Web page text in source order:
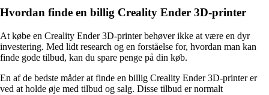
Hvordan finde en billig Creality Ender 3D-printer
At købe en Creality Ender 3D-printer behøver ikke at være en dyr
investering. Med lidt research og en forståelse for, hvordan man kan
finde gode tilbud, kan du spare penge på din køb.
En af de bedste måder at finde en billig Creality Ender 3D-printer er
ved at holde øje med tilbud og salg. Disse tilbud er normalt